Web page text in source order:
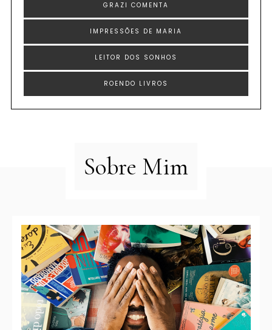
GRAZI COMENTA
IMPRESSÕES DE MARIA
LEITOR DOS SONHOS
ROENDO LIVROS
Sobre Mim